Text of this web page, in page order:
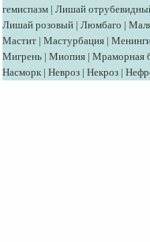
гемиспазм | Лишай
Лишай розовый | Люмбаго |
Мастит | Мастурбация |
Мигрень | Миопия | Мраморная
Насморк | Невроз | Некроз |